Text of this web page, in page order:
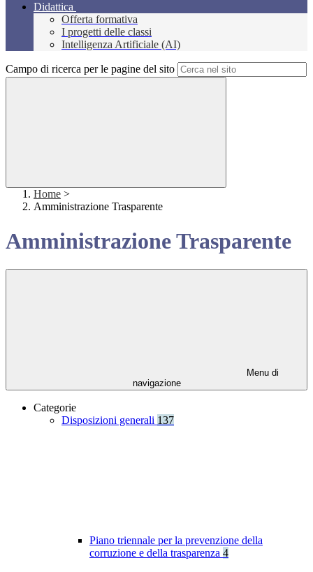
Didattica
Offerta formativa
I progetti delle classi
Intelligenza Artificiale (AI)
Campo di ricerca per le pagine del sito
Home >
Amministrazione Trasparente
Amministrazione Trasparente
Menu di
navigazione
Categorie
Disposizioni generali 137
Piano triennale per la prevenzione della
corruzione e della trasparenza 4